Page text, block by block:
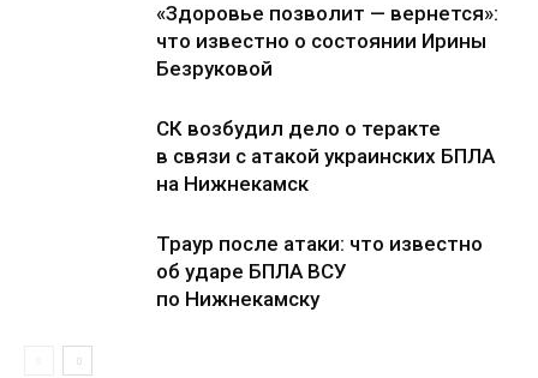
«Здоровье позволит — вернется»:
что известно о состоянии Ирины
Безруковой
СК возбудил дело о теракте
в связи с атакой украинских БПЛА
на Нижнекамск
Траур после атаки: что известно
об ударе БПЛА ВСУ
по Нижнекамску